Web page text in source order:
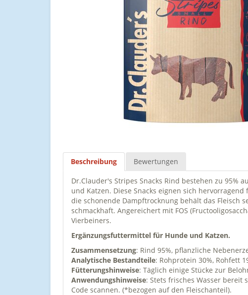
Beschreibung Bewertungen
Dr.Clauder's Stripes Snacks Rind bestehen zu 95%
und Katzen. Diese Snacks eignen sich
die schonende Dampftrocknung behält das Fleisch
schmackhaft. Angereichert mit FOS
Vierbeiners.
Ergänzungsfuttermittel für Hunde und Katzen.
Zusammensetzung: Rind 95%, pflanzliche
Analytische Bestandteile: Rohprotein 30%, Rohfett
Fütterungshinweise: Täglich einige Stücke zur
Anwendungshinweise: Stets frisches Wasser bereit
Code scannen. (*bezogen auf den Fleischanteil).